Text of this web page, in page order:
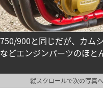
900と同じだが、カム
どエンジンパーツのほと
縦スクロールで次の写真へ